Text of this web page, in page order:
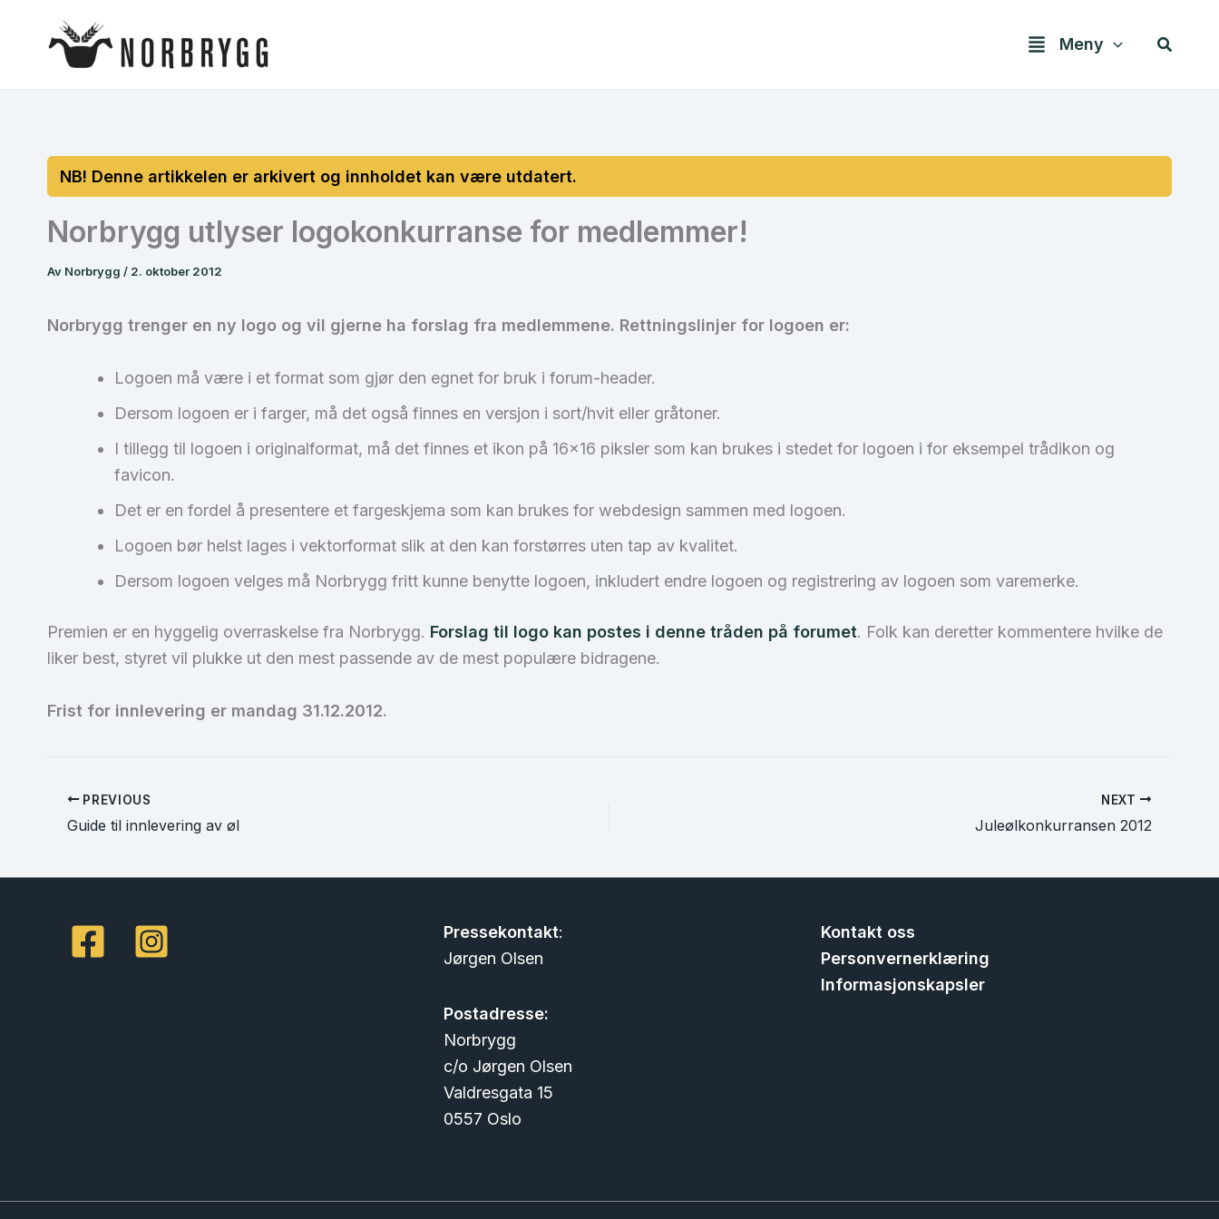
Meny Søk
Norbrygg utlyser logokonkurranse for medlemmer!
Av Norbrygg / 2. oktober 2012
Norbrygg trenger en ny logo og vil gjerne ha forslag fra medlemmene. Rettningslinjer for logoen er:
Logoen må være i et format som gjør den egnet for bruk i forum-header.
Dersom logoen er i farger, må det også finnes en versjon i sort/hvit eller gråtoner.
I tillegg til logoen i originalformat, må det finnes et ikon på 16×16 piksler som kan brukes i stedet for logoen i for eksempel trådikon og
favicon.
Det er en fordel å presentere et fargeskjema som kan brukes for webdesign sammen med logoen.
Logoen bør helst lages i vektorformat slik at den kan forstørres uten tap av kvalitet.
Dersom logoen velges må Norbrygg fritt kunne benytte logoen, inkludert endre logoen og registrering av logoen som varemerke.
Premien er en hyggelig overraskelse fra Norbrygg. Forslag til logo kan postes i denne tråden på forumet. Folk kan deretter kommentere hvilke de
liker best, styret vil plukke ut den mest passende av de mest populære bidragene.
Frist for innlevering er mandag 31.12.2012.
PREVIOUS
Guide til innlevering av øl
NEXT
Juleølkonkurransen 2012
Pressekontakt:
Jørgen Olsen
Postadresse:
Norbrygg
c/o Jørgen Olsen
Valdresgata 15
0557 Oslo
Kontakt oss
Personvernerklæring
Informasjonskapsler